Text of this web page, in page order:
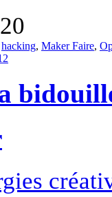
hacking, Maker Faire,